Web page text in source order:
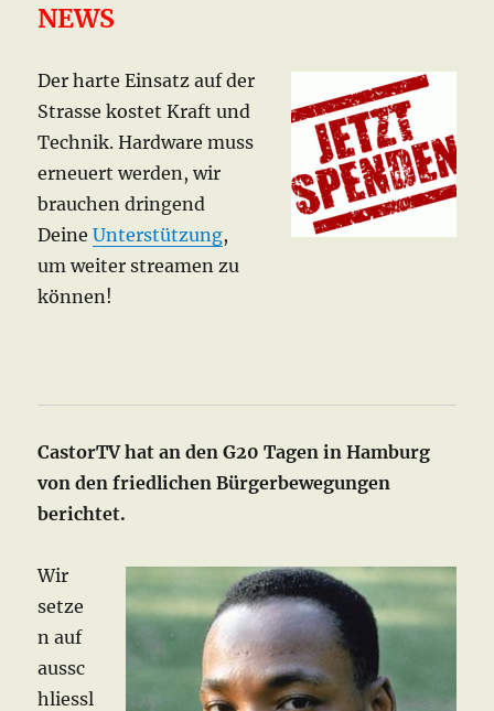
NEWS
Der harte Einsatz auf der
Strasse kostet Kraft und
Technik. Hardware muss
erneuert werden, wir
brauchen dringend
DeineUnterstützung,
um weiter streamen zu
können!
CastorTV hat an den G20 Tagen in Hamburg
von den friedlichen Bürgerbewegungen
berichtet.
Wir
setze
n auf
aussc
hliessl